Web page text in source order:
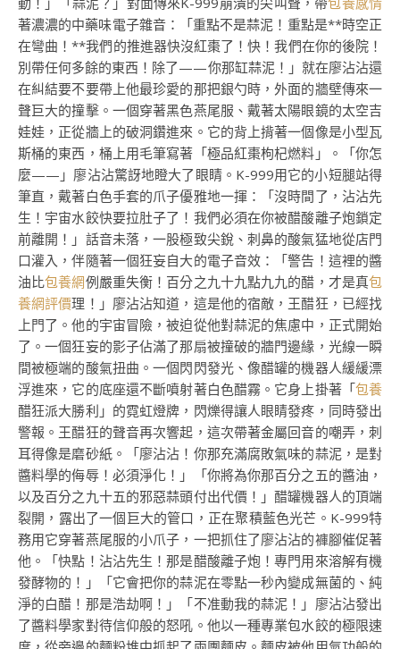
著濃濃的中藥味電子雜音：「重點不是蒜泥！重點是**時空正
在彎曲！**我們的推進器快沒紅棗了！快！我們在你的後院！
別帶任何多餘的東西！除了——你那缸蒜泥！」就在廖沾沾還
在糾結要不要帶上他最珍愛的那把銀勺時，外面的牆壁傳來一
聲巨大的撞擊。一個穿著黑色燕尾服、戴著太陽眼鏡的太空吉
娃娃，正從牆上的破洞鑽進來。它的背上揹著一個像是小型瓦
斯桶的東西，桶上用毛筆寫著「極品紅棗枸杞燃料」。「你怎
麼——」廖沾沾驚訝地瞪大了眼睛。K-999用它的小短腿站得
筆直，戴著白色手套的爪子優雅地一揮：「沒時間了，沾沾先
生！宇宙水餃快要拉肚子了！我們必須在你被醋酸離子炮鎖定
前離開！」話音未落，一股極致尖銳、刺鼻的酸氣猛地從店門
口灌入，伴隨著一個狂妄自大的電子音效：「警告！這裡的醬
油比包養網例嚴重失衡！百分之九十九點九九的醋，才是真包
養網評價理！」廖沾沾知道，這是他的宿敵，王醋狂，已經找
上門了。他的宇宙冒險，被迫從他對蒜泥的焦慮中，正式開始
了。一個狂妄的影子佔滿了那扇被撞破的牆門邊緣，光線一瞬
間被極端的酸氣扭曲。一個閃閃發光、像醋罐的機器人緩緩漂
浮進來，它的底座還不斷噴射著白色醋霧。它身上掛著「包養
醋狂派大勝利」的霓虹燈牌，閃爍得讓人眼睛發疼，同時發出
警報。王醋狂的聲音再次響起，這次帶著金屬回音的嘲弄，刺
耳得像是磨砂紙。「廖沾沾！你那充滿腐敗氣味的蒜泥，是對
醬料學的侮辱！必須淨化！」「你將為你那百分之五的醬油，
以及百分之九十五的邪惡蒜頭付出代價！」醋罐機器人的頂端
裂開，露出了一個巨大的管口，正在聚積藍色光芒。K-999特
務用它穿著燕尾服的小爪子，一把抓住了廖沾沾的褲腳催促著
他。「快點！沾沾先生！那是醋酸離子炮！專門用來溶解有機
發酵物的！」「它會把你的蒜泥在零點一秒內變成無菌的、純
淨的白醋！那是浩劫啊！」「不准動我的蒜泥！」廖沾沾發出
了醬料學家對待信仰般的怒吼。他以一種專業包水餃的極限速